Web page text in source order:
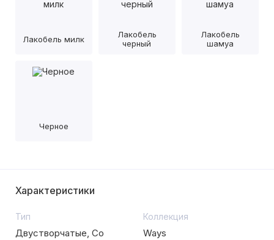
Лакобель милк
Лакобель
черный
Лакобель
шамуа
Черное
Характеристики
Тип
Двустворчатые, Со
Коллекция
Ways